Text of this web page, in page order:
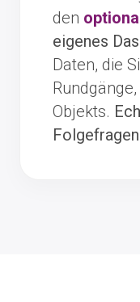
den
eigenes
Daten, die
Objekts.
Folgefragen